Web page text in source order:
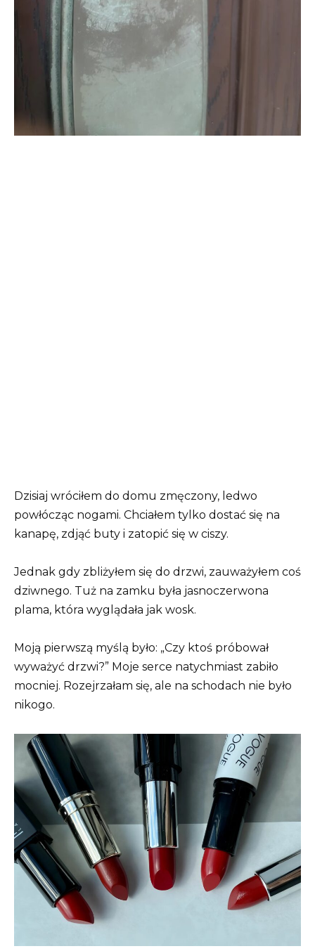
Dzisiaj wróciłem do domu zmęczony, ledwo
powłócząc nogami. Chciałem tylko dostać się na
kanapę, zdjąć buty i zatopić się w ciszy.
Jednak gdy zbliżyłem się do drzwi, zauważyłem coś
dziwnego. Tuż na zamku była jasnoczerwona
plama, która wyglądała jak wosk.
Moją pierwszą myślą było: „Czy ktoś próbował
wyważyć drzwi?” Moje serce natychmiast zabiło
mocniej. Rozejrzałam się, ale na schodach nie było
nikogo.